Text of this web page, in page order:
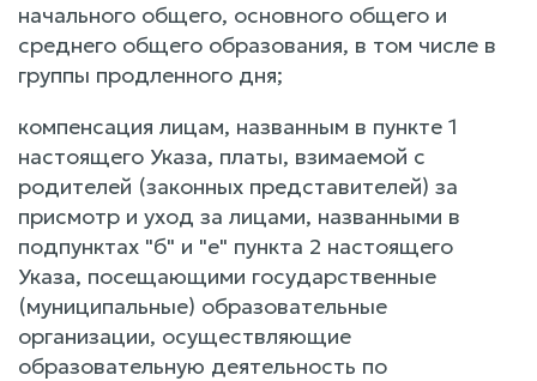
начального общего, основного общего и
среднего общего образования, в том числе в
группы продленного дня;
компенсация лицам, названным в пункте 1
настоящего Указа, платы, взимаемой с
родителей (законных представителей) за
присмотр и уход за лицами, названными в
подпунктах "б" и "е" пункта 2 настоящего
Указа, посещающими государственные
(муниципальные) образовательные
организации, осуществляющие
образовательную деятельность по